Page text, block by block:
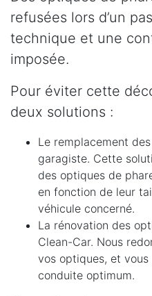
refusées lors d’un
technique et une
imposée.
Pour éviter cette
deux solutions :
Le remplacement
garagiste. Cette
des optiques de
en fonction de leur
véhicule concerné.
La rénovation des
Clean-Car. Nous
vos optiques, et
conduite optimum.